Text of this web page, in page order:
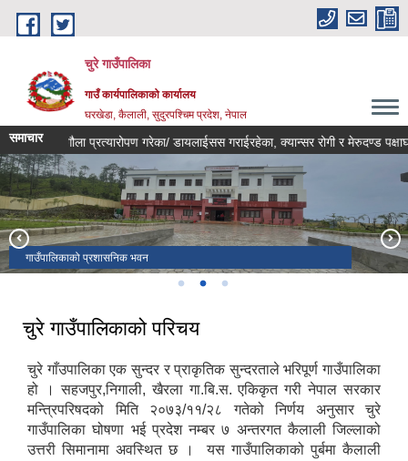
Skip to main content
चुरे गाउँपालिका
गाउँ कार्यपालिकाको कार्यालय
घरखेडा, कैलाली, सुदुरपश्चिम प्रदेश, नेपाल
समाचार
मृगौला प्रत्यारोपण गरेका/ डायलाईसस गराईरहेका, क्यान्सर रोगी र मेरुदण्ड
गर्भा दरवार चुरे - ४, गर्भा
गाउँपालिकाको प्रशासनिक भवन
सुन्तला पकेट गाउँपालिका
चुरे गाउँपालिकाको परिचय
चुरे गाँउपालिका एक सुन्दर र प्राकृतिक सुन्दरताले भरिपूर्ण गाउँपालिका
हो । सहजपुर,निगाली, खैरला गा.बि.स. एकिकृत गरी नेपाल सरकार
मन्त्रिपरिषदको मिति २०७३/११/२८ गतेको निर्णय अनुसार चुरे
गाउँपालिका घोषणा भई प्रदेश नम्बर ७ अन्तरगत कैलाली जिल्लाको
उत्तरी सिमानामा अवस्थित छ । यस गाउँपालिकाको पुर्बमा कैलाली